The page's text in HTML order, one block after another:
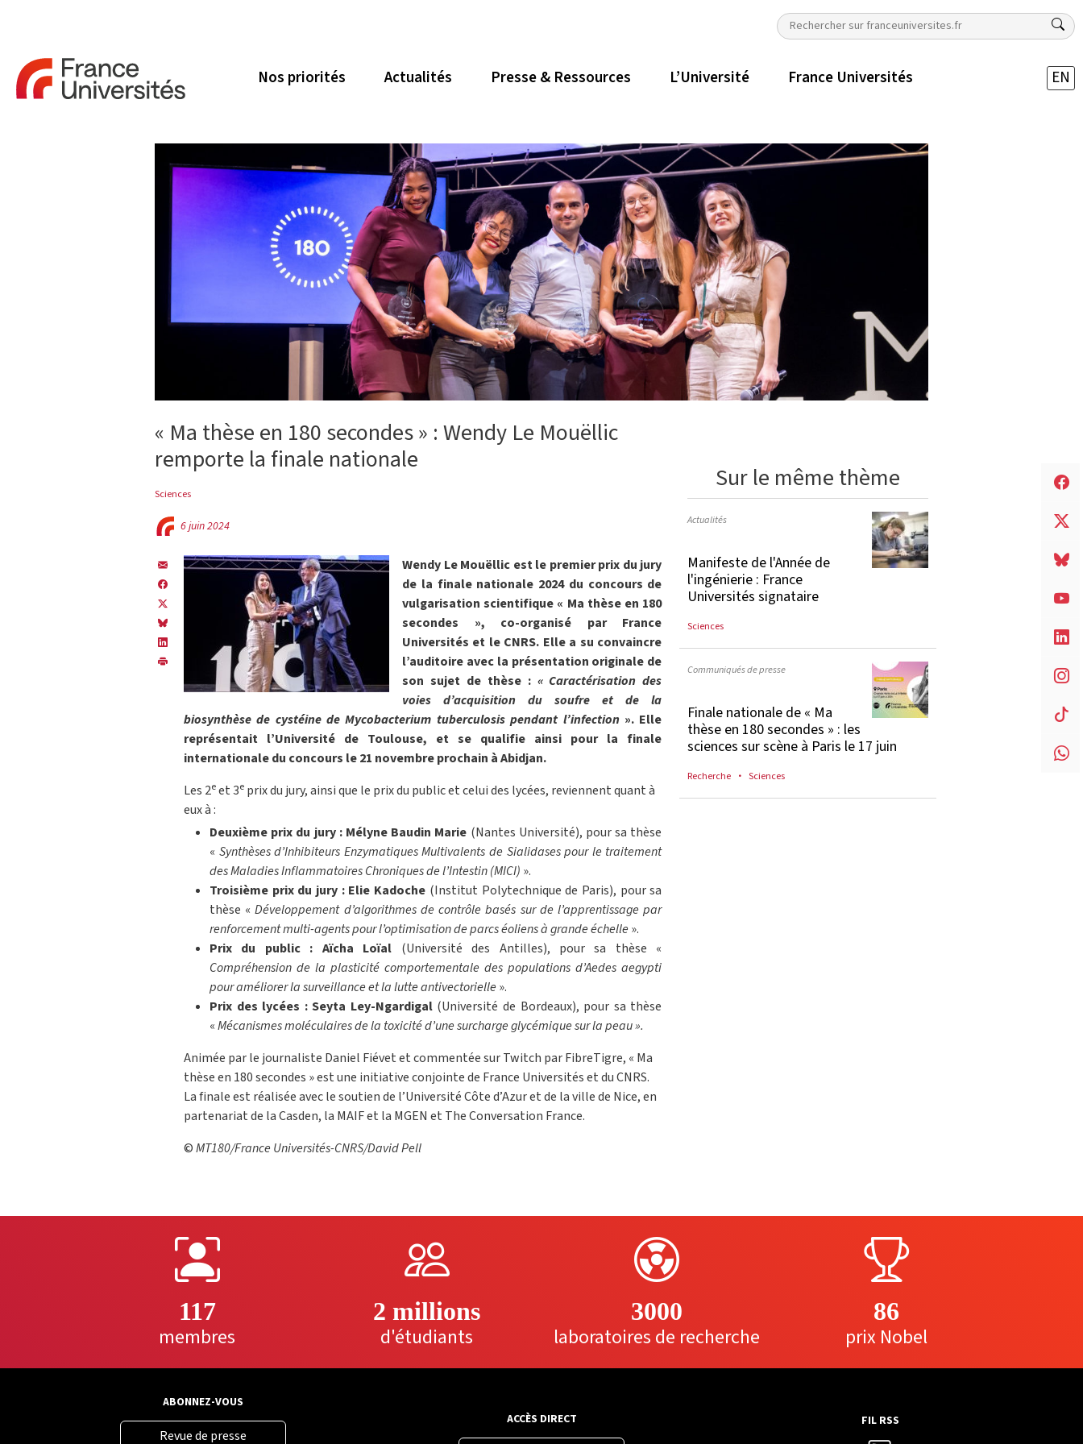
Nos priorités Actualités Presse & Ressources L’Université France Universités EN
« Ma thèse en 180 secondes » : Wendy Le Mouëllic
remporte la finale nationale
Sciences
6 juin 2024
Wendy Le Mouëllic est le premier prix du jury
de la finale nationale 2024 du concours de
vulgarisation scientifique « Ma thèse en 180
secondes », co-organisé par France
Universités et le CNRS. Elle a su convaincre
l’auditoire avec la présentation originale de
son sujet de thèse : « Caractérisation des
voies d’acquisition du soufre et de la
biosynthèse de cystéine de Mycobacterium tuberculosis pendant l’infection ». Elle
représentait l’Université de Toulouse, et se qualifie ainsi pour la finale
internationale du concours le 21 novembre prochain à Abidjan.
Les 2eet 3e prix du jury, ainsi que le prix du public et celui des lycées, reviennent quant à
eux à :
Deuxième prix du jury : Mélyne Baudin Marie (Nantes Université), pour sa thèse
« Synthèses d’Inhibiteurs Enzymatiques Multivalents de Sialidases pour le traitement
des Maladies Inflammatoires Chroniques de l’Intestin (MICI) ».
Troisième prix du jury : Elie Kadoche (Institut Polytechnique de Paris), pour sa
thèse «Développement d’algorithmes de contrôle basés sur de l’apprentissage par
renforcement multi-agents pour l’optimisation de parcs éoliens à grande échelle».
Prix du public : Aïcha Loïal (Université des Antilles), pour sa thèse «
Compréhension de la plasticité comportementale des populations d’Aedes aegypti
pour améliorer la surveillance et la lutte antivectorielle».
Prix des lycées : Seyta Ley-Ngardigal(Université de Bordeaux), pour sa thèse
«Mécanismes moléculaires de la toxicité d’une surcharge glycémique sur la peau ».
Animée par le journaliste Daniel Fiévet et commentée sur Twitch par FibreTigre, « Ma
thèse en 180 secondes » est une initiative conjointe de France Universités et du CNRS.
La finale est réalisée avec le soutien de l’Université Côte d’Azur et de la ville de Nice, en
partenariat de la Casden, la MAIF et la MGEN et The Conversation France.
©MT180/France Universités-CNRS/David Pell
Sur le même thème
Actualités
Manifeste de l'Année de
l'ingénierie : France
Universités signataire
Sciences
Communiqués de presse
Finale nationale de « Ma
thèse en 180 secondes » : les
sciences sur scène à Paris le 17 juin
Recherche Sciences
117
membres
2 millions
d'étudiants
3000
laboratoires de recherche
86
prix Nobel
ABONNEZ-VOUS
Revue de presse
ACCÈS DIRECT FIL RSS